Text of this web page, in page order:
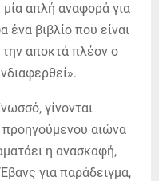
απλή αναφορά για
ένα βιβλίο που είναι
αποκτά πλέον ο
γίνονται
αιώνα
η ανασκαφή,
για παράδειγμα,